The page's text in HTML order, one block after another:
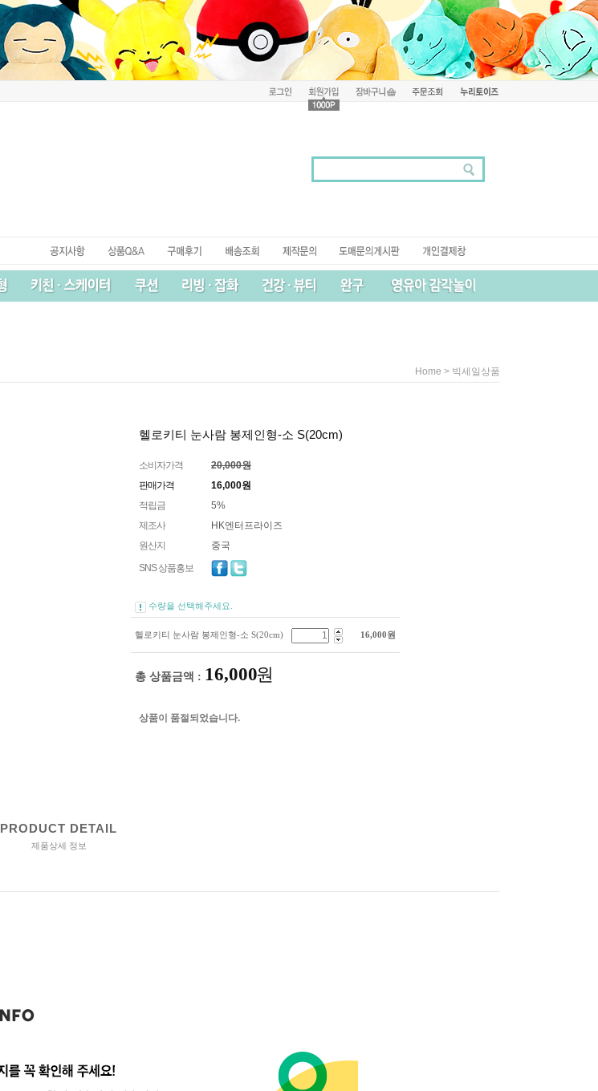
Home > 빅세일상품
헬로키티 눈사람 봉제인형-소 S(20cm)
소비자가격
20,000원
판매가격
16,000원
적립금
5%
제조사
HK엔터프라이즈
원산지
중국
SNS 상품홍보
수량을 선택해주세요.
헬로키티 눈사람 봉제인형-소 S(20cm) 16,000원
총 상품금액 : 16,000원
상품이 품절되었습니다.
PRODUCT DETAIL
제품상세 정보